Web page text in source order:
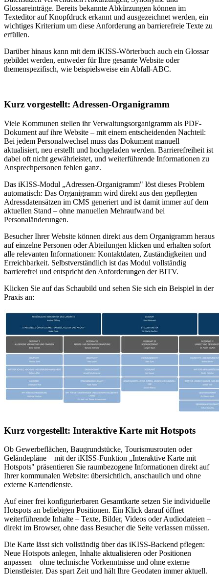
Glossareinträge. Bereits bekannte Abkürzungen können im
Texteditor auf Knopfdruck erkannt und ausgezeichnet werden, ein
wichtiges Kriterium um diese Anforderung an barrierefreie Texte zu
erfüllen.
Darüber hinaus kann mit dem iKISS-Wörterbuch auch ein Glossar
gebildet werden, entweder für Ihre gesamte Website oder
themenspezifisch, wie beispielsweise ein Abfall-ABC.
Kurz vorgestellt: Adressen-Organigramm
Viele Kommunen stellen ihr Verwaltungsorganigramm als PDF-
Dokument auf ihre Website – mit einem entscheidenden Nachteil:
Bei jedem Personalwechsel muss das Dokument manuell
aktualisiert, neu erstellt und hochgeladen werden. Barrierefreiheit ist
dabei oft nicht gewährleistet, und weiterführende Informationen zu
Ansprechpersonen fehlen ganz.
Das iKISS-Modul „Adressen-Organigramm" löst dieses Problem
automatisch: Das Organigramm wird direkt aus den gepflegten
Adressdatensätzen im CMS generiert und ist damit immer auf dem
aktuellen Stand – ohne manuellen Mehraufwand bei
Personaländerungen.
Besucher Ihrer Website können direkt aus dem Organigramm heraus
auf einzelne Personen oder Abteilungen klicken und erhalten sofort
alle relevanten Informationen: Kontaktdaten, Zuständigkeiten und
Erreichbarkeit. Selbstverständlich ist das Modul vollständig
barrierefrei und entspricht den Anforderungen der BITV.
Klicken Sie auf das Schaubild und sehen Sie sich ein Beispiel in der
Praxis an:
Kurz vorgestellt: Interaktive Karte mit Hotspots
Ob Gewerbeflächen, Baugrundstücke, Tourismusrouten oder
Geländepläne – mit der iKISS-Funktion „Interaktive Karte mit
Hotspots" präsentieren Sie raumbezogene Informationen direkt auf
Ihrer kommunalen Website: übersichtlich, anschaulich und ohne
externe Kartendienste.
Auf einer frei konfigurierbaren Gesamtkarte setzen Sie individuelle
Hotspots an beliebigen Positionen. Ein Klick darauf öffnet
weiterführende Inhalte – Texte, Bilder, Videos oder Audiodateien –
direkt im Browser, ohne dass Besucher die Seite verlassen müssen.
Die Karte lässt sich vollständig über das iKISS-Backend pflegen:
Neue Hotspots anlegen, Inhalte aktualisieren oder Positionen
anpassen – ohne technische Vorkenntnisse und ohne externe
Dienstleister. Das spart Zeit und hält Ihre Geodaten immer aktuell.